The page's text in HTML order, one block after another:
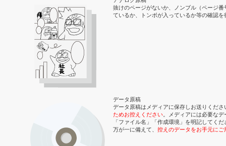
抜けのページがないか、ノンブル（ページ
ているか、トンボが入っているか等の確認
データ原稿
データ原稿はメディアに保存しお送りくださ
ためお控えください 。メディアには必要な
「ファイル名」「作成環境」を明記してくだ
万が一に備えて、 控えのデータをお手元にご